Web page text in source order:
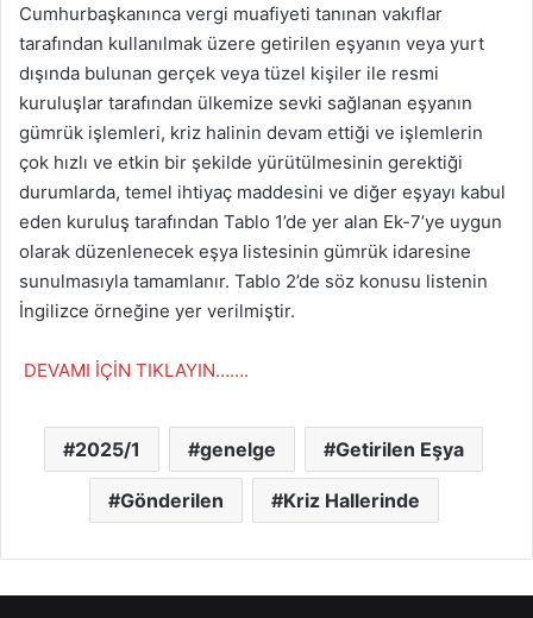
Cumhurbaşkanınca vergi muafiyeti tanınan vakıflar
tarafından kullanılmak üzere getirilen eşyanın veya yurt
dışında bulunan gerçek veya tüzel kişiler ile resmi
kuruluşlar tarafından ülkemize sevki sağlanan eşyanın
gümrük işlemleri, kriz halinin devam ettiği ve işlemlerin
çok hızlı ve etkin bir şekilde yürütülmesinin gerektiği
durumlarda, temel ihtiyaç maddesini ve diğer eşyayı kabul
eden kuruluş tarafından Tablo 1’de yer alan Ek-7’ye uygun
olarak düzenlenecek eşya listesinin gümrük idaresine
sunulmasıyla tamamlanır. Tablo 2’de söz konusu listenin
İngilizce örneğine yer verilmiştir.
DEVAMI İÇİN TIKLAYIN…….
2025/1 genelge Getirilen Eşya
Gönderilen Kriz Hallerinde